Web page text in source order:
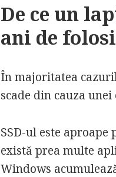
De ce un
ani de
În majoritatea
scade din cauza
SSD-ul este aproape
există prea multe
Windows